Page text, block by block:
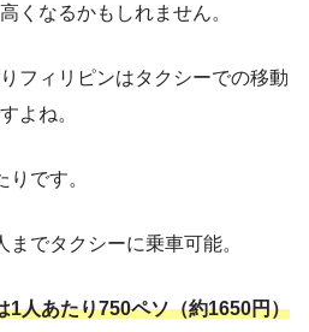
くなるかもしれません。
フィリピンはタクシーでの移動
よね。
です。
までタクシーに乗車可能。
1人あたり750ペソ（約1650円）